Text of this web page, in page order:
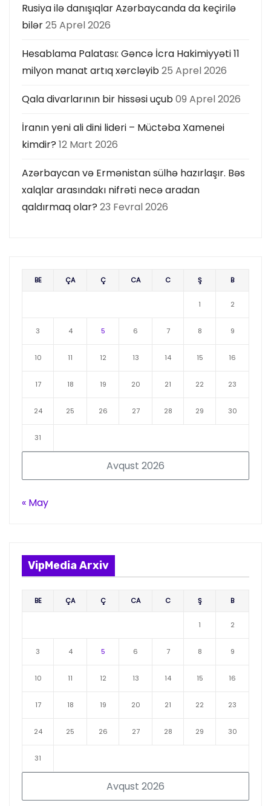
Rusiya ilə danışıqlar Azərbaycanda da keçirilə
bilər25 Aprel 2026
Hesablama Palatası: Gəncə İcra Hakimiyyəti 11
milyon manat artıq xərcləyib25 Aprel 2026
Qala divarlarının bir hissəsi uçub09 Aprel 2026
İranın yeni ali dini lideri – Müctəba Xamenei
kimdir? 12 Mart 2026
Azərbaycan və Ermənistan sülhə hazırlaşır. Bəs
xalqlar arasındakı nifrəti necə aradan
qaldırmaq olar? 23 Fevral 2026
Avqust 2026
BE ÇA Ç CA C Ş B
1 2
3 4 5 6 7 8 9
10 11 12 13 14 15 16
17 18 19 20 21 22 23
24 25 26 27 28 29 30
31
« May
VipMedia Arxiv
Avqust 2026
BE ÇA Ç CA C Ş B
1 2
3 4 5 6 7 8 9
10 11 12 13 14 15 16
17 18 19 20 21 22 23
24 25 26 27 28 29 30
31